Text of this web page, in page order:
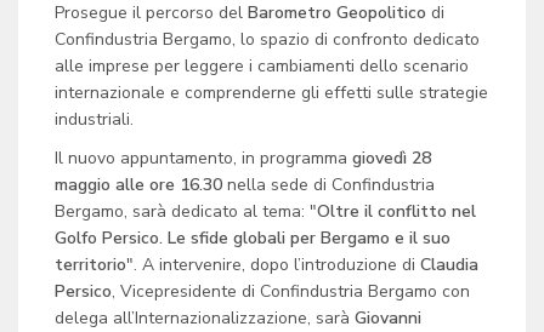
Prosegue il percorso del Barometro Geopolitico di
Confindustria Bergamo, lo spazio di confronto dedicato
alle imprese per leggere i cambiamenti dello scenario
internazionale e comprenderne gli effetti sulle strategie
industriali.
Il nuovo appuntamento, in programma giovedì 28
maggio alle ore 16.30 nella sede di Confindustria
Bergamo, sarà dedicato al tema: "Oltre il conflitto nel
Golfo Persico. Le sfide globali per Bergamo e il suo
territorio". A intervenire, dopo l’introduzione di Claudia
Persico, Vicepresidente di Confindustria Bergamo con
delega all’Internazionalizzazione, sarà Giovanni